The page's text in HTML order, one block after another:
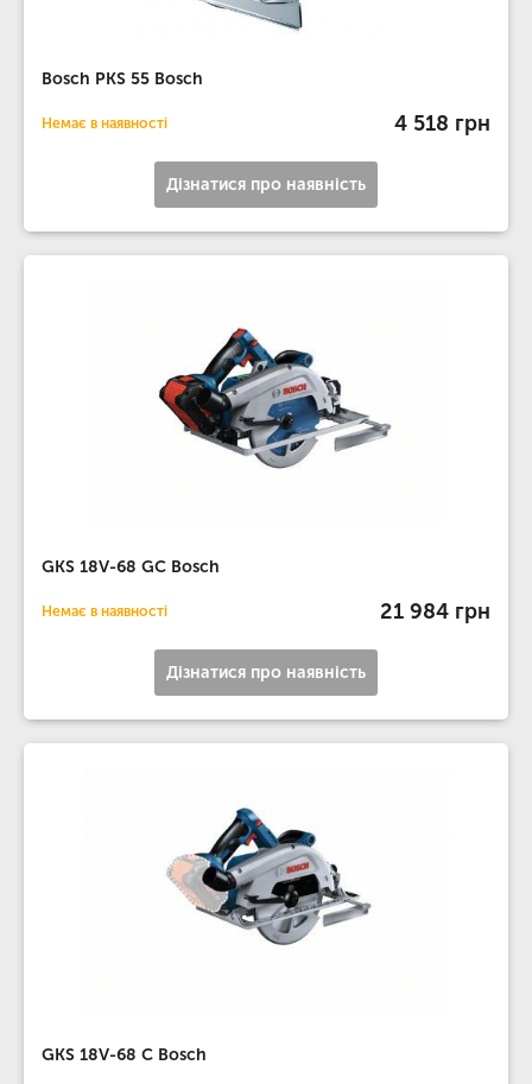
Bosch PKS 55 Bosch
Немає в наявності 4 518 грн
Дізнатися про наявність
GKS 18V-68 GC Bosch
Немає в наявності 21 984 грн
Дізнатися про наявність
GKS 18V-68 C Bosch